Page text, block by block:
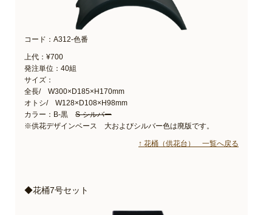
コード：A312-色番
上代：¥700
発注単位：40組
サイズ：
全長/ W300×D185×H170mm
オトシ/ W128×D108×H98mm
カラー：B-黒 S-シルバー
※供花デザインベース 大およびシルバー色は廃版です。
↑ 花桶（供花台） 一覧へ戻る
◆花桶7号セット